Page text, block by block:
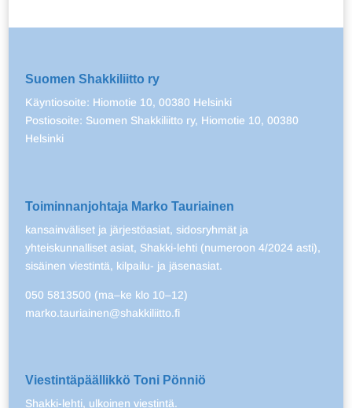
Suomen Shakkiliitto ry
Käyntiosoite: Hiomotie 10, 00380 Helsinki
Postiosoite: Suomen Shakkiliitto ry, Hiomotie 10, 00380
Helsinki
Toiminnanjohtaja Marko Tauriainen
kansainväliset ja järjestöasiat, sidosryhmät ja
yhteiskunnalliset asiat, Shakki-lehti (numeroon 4/2024 asti),
sisäinen viestintä, kilpailu- ja jäsenasiat.
050 5813500 (ma–ke klo 10–12)
marko.tauriainen@shakkiliitto.fi
Viestintäpäällikkö Toni Pönniö
Shakki-lehti, ulkoinen viestintä.